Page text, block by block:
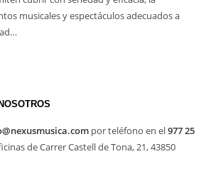
musicales y espectáculos adecuados a
por teléfono en el977 25
de Carrer Castell de Tona, 21, 43850